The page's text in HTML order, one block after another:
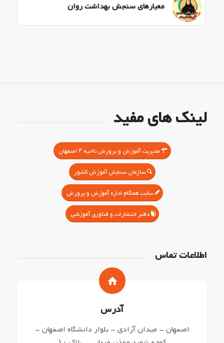
معیارهای سنجش بهداشت روان
لینک های مفید
مدیریت آموزش و پرورش ناحیه ۳ اصفهان
سازمان سنجش آموزش کشور
سایت همگام اداره آموزش و پرورش
دفتر انتشارات و فناوری آموزشی
اطلاعات تماس
آدرس
اصفهان – میدان آزادی – بلوار دانشگاه اصفهان –